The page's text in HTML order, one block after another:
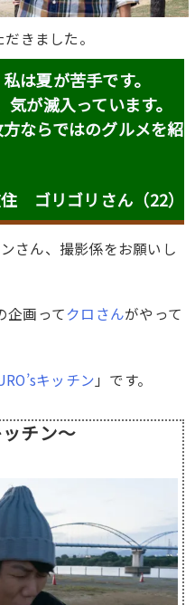
きました。
は夏が苦手です。
が滅入っています。
ならではのグルメを紹
ゴリゴリさん（22）
さん、撮影係をお願いし
企画ってクロさんがやって
キッチン 」です。
チン〜